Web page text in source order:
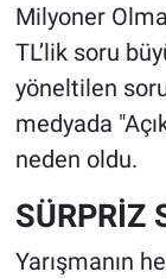
Milyoner
TL’lik soru
yöneltilen
medyada
neden oldu.
SÜRPRİZ
Yarışmanın